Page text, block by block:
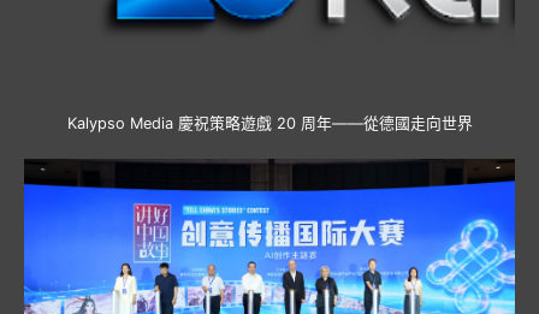
Kalypso Media 慶祝策略遊戲 20 周年——從德國走向世界